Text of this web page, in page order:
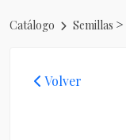
Catálogo Semillas >
Volver